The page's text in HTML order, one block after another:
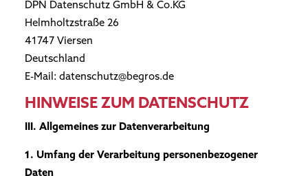
DPN Datenschutz GmbH & Co.KG
Helmholtzstraße 26
41747 Viersen
Deutschland
E-Mail: datenschutz@begros.de
HINWEISE ZUM DATENSCHUTZ
III. Allgemeines zur Datenverarbeitung
1. Umfang der Verarbeitung personenbezogener
Daten